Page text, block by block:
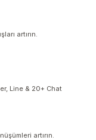
artırın.
Line & 20+ Chat
artırın.